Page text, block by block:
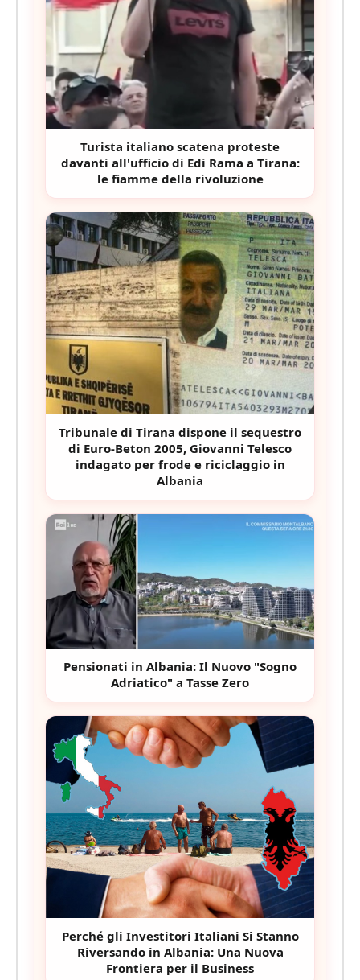
Turista italiano scatena proteste
davanti all'ufficio di Edi Rama a Tirana:
le fiamme della rivoluzione
Tribunale di Tirana dispone il sequestro
di Euro-Beton 2005, Giovanni Telesco
indagato per frode e riciclaggio in
Albania
Pensionati in Albania: Il Nuovo "Sogno
Adriatico" a Tasse Zero
Perché gli Investitori Italiani Si Stanno
Riversando in Albania: Una Nuova
Frontiera per il Business